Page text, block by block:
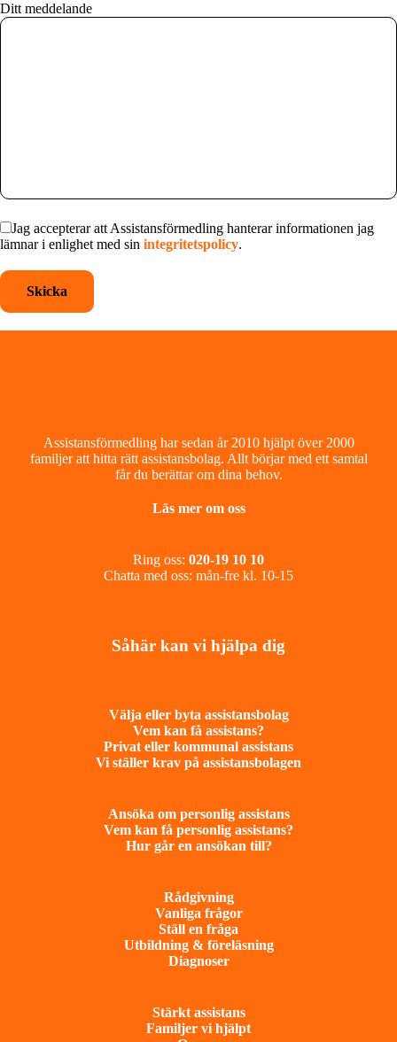
Ditt meddelande
Jag accepterar att Assistansförmedling hanterar informationen jag
lämnar i enlighet med sin integritetspolicy.
Assistansförmedling har sedan år 2010 hjälpt över 2000
familjer att hitta rätt assistansbolag. Allt börjar med ett samtal
får du berättar om dina behov.
Läs mer om oss
Ring oss: 020-19 10 10
Chatta med oss: mån-fre kl. 10-15
Såhär kan vi hjälpa dig
Välja eller byta assistansbolag
Vem kan få assistans?
Privat eller kommunal assistans
Vi ställer krav på assistansbolagen
Ansöka om personlig assistans
Vem kan få personlig assistans?
Hur går en ansökan till?
Rådgivning
Vanliga frågor
Ställ en fråga
Utbildning & föreläsning
Diagnoser
Stärkt assistans
Familjer vi hjälpt